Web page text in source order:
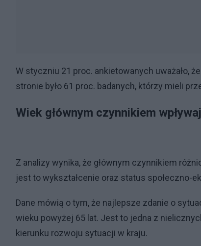
W styczniu 21 proc. ankietowanych uważało,
stronie było 61 proc. badanych, którzy mieli
Wiek głównym czynnikiem
Z analizy wynika, że głównym czynnikiem
jest to wykształcenie oraz status społeczno-
Dane mówią o tym, że najlepsze zdanie o
wieku powyżej 65 lat. Jest to jedna z
kierunku rozwoju sytuacji w kraju.